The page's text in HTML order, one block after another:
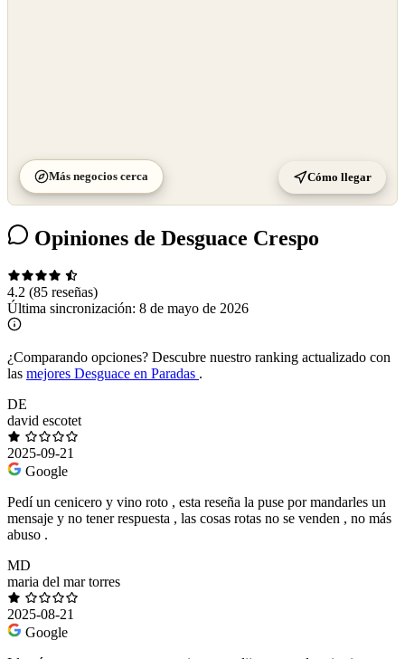
Más negocios cerca Cómo llegar
Opiniones de Desguace Crespo
4.2 (85 reseñas)
Última sincronización: 8 de mayo de 2026
¿Comparando opciones? Descubre nuestro ranking actualizado con
las mejores Desguace en Paradas .
DE
david escotet
2025-09-21
Google
Pedí un cenicero y vino roto , esta reseña la puse por mandarles un
mensaje y no tener respuesta , las cosas rotas no se venden , no más
abuso .
MD
maria del mar torres
2025-08-21
Google